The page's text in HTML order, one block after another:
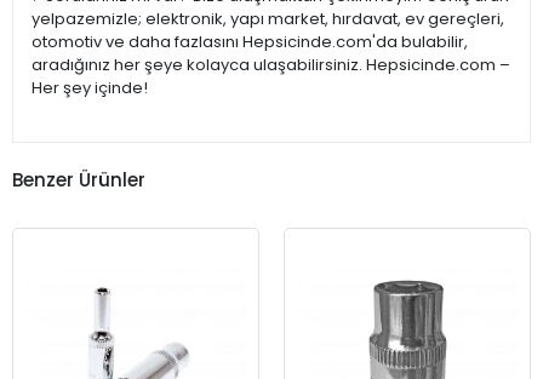
yelpazemizle; elektronik, yapı market, hırdavat, ev gereçleri,
otomotiv ve daha fazlasını Hepsicinde.com'da bulabilir,
aradığınız her şeye kolayca ulaşabilirsiniz. Hepsicinde.com –
Her şey içinde!
Benzer Ürünler